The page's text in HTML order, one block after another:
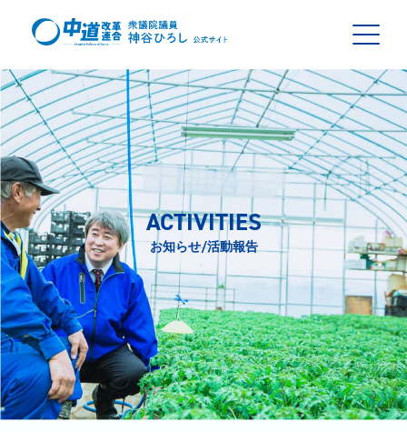
ACTIVITIES
お知らせ/活動報告